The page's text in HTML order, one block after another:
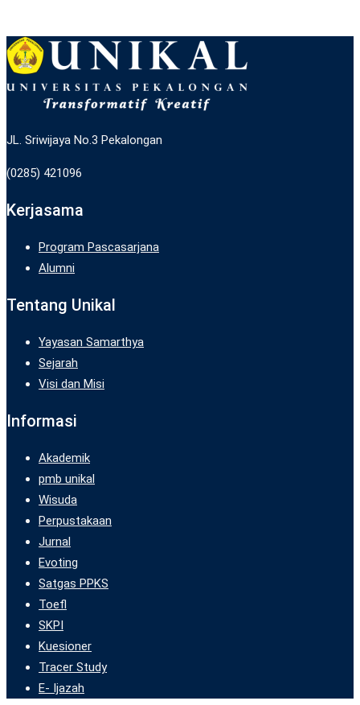
JL. Sriwijaya No.3 Pekalongan
(0285) 421096
Kerjasama
Program Pascasarjana
Alumni
Tentang Unikal
Yayasan Samarthya
Sejarah
Visi dan Misi
Informasi
Akademik
pmb unikal
Wisuda
Perpustakaan
Jurnal
Evoting
Satgas PPKS
Toefl
SKPI
Kuesioner
Tracer Study
E- Ijazah